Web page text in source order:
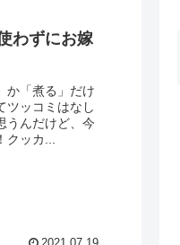
わずにお嫁
か「煮る」だけ
ツッコミはなし
うんだけど、今
ッカ...